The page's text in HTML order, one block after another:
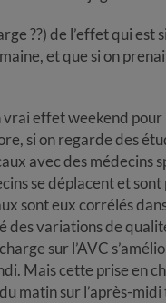
??) de l’effet qui
et que si on
vrai effet weekend
si on regarde des
avec des médecins
se déplacent et
sont eux corrélés
des variations de
sur l’AVC
Mais cette prise en
matin sur l’après-